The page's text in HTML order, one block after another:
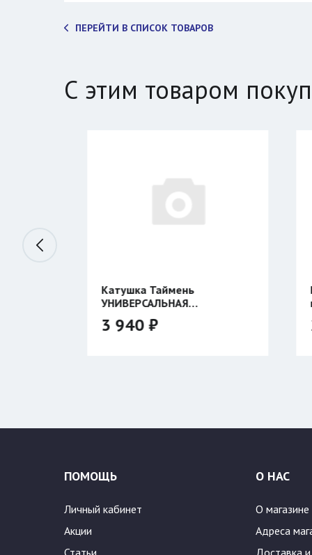
ПЕРЕЙТИ В СПИСОК ТОВАРОВ
С этим товаром
Катушка Таймень
УНИВЕРСАЛЬНАЯ
двухсторонняя
3 940 ₽
ПОМОЩЬ
Личный кабинет
Акции
Статьи
О НАС
О магазине
Адреса
Доставка